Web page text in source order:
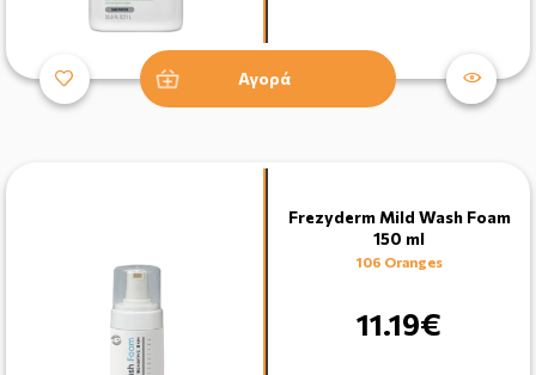
Αγορά
Frezyderm Mild Wash Foam
150 ml
106 Oranges
11.19€